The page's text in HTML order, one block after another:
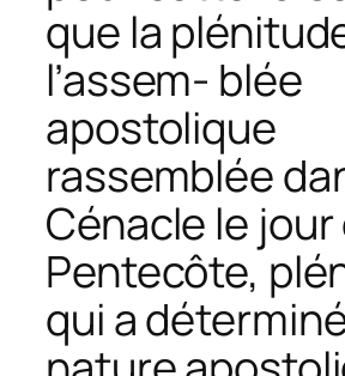
que la
l’assem- blée
apostolique
rassemblée
Cénacle le jour
Pentecôte,
qui a